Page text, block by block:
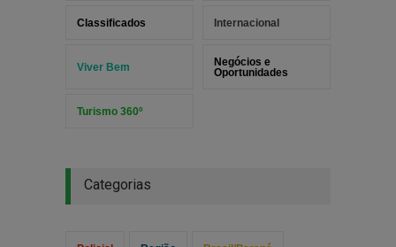
Classificados Internacional
Viver Bem
Negócios e
Oportunidades
Turismo 360º
Categorias